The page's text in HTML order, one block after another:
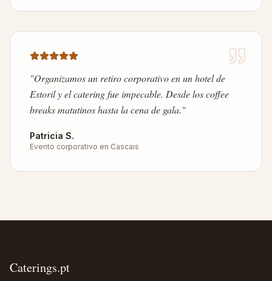
"Organizamos un retiro corporativo en un hotel de
Estoril y el catering fue impecable. Desde los coffee
breaks matutinos hasta la cena de gala."
Patricia S.
Evento corporativo en Cascais
Caterings.pt